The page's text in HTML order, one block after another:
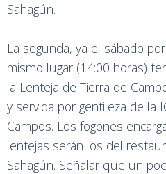
Sahagún.
La segunda, ya el sábado
mismo lugar (14:00 horas)
la Lenteja de Tierra de
y servida por gentileza de la
Campos. Los fogones
lentejas serán los del
Sahagún. Señalar que un